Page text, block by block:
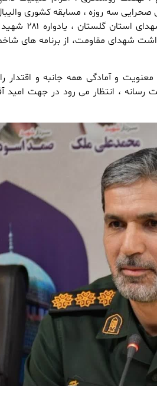
صحرایی سه روزه ، مسابقه کشوری
، اجلاسیه مجمع بسیج ، و مهمانی لاله
شهدای مقاومت، از برنامه های
و آمادگی همه جانبه و اقتدار را
، انتظار می رود در جهت امید